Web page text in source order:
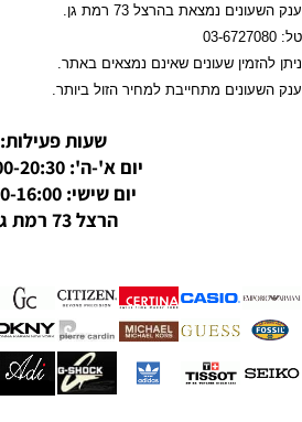
ענק השעונים נמצאת בהרצל 73 רמת גן.
טל: 03-6727080
ניתן להזמין שעונים שאינם נמצאים באתר.
ענק השעונים מתחייבת למחיר הזול ביותר.
שעות פעילות:
יום א'-ה': 09:00-20:30
יום שישי: 09:00-16:00
הרצל 73 רמת גן